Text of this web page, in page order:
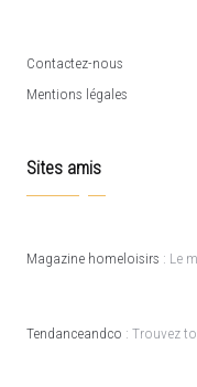
Contactez-nous
Mentions légales
Sites amis
Magazine homeloisirs : Le
Tendanceandco : Trouvez